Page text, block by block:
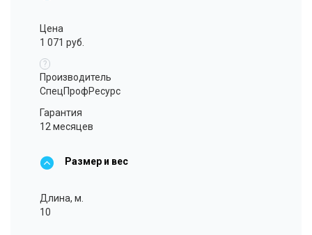
Цена
1 071 руб.
?
Производитель
СпецПрофРесурс
Гарантия
12 месяцев
Размер и вес
Длина, м.
10